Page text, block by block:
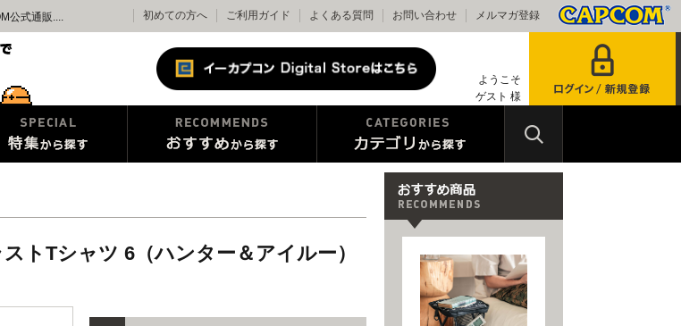
公式通販.... 初めての方へ ご利用ガイド よくある質問 お問い合わせ メルマガ登録
ようこそ
ゲスト 様
トTシャツ 6（ハンター＆アイルー）